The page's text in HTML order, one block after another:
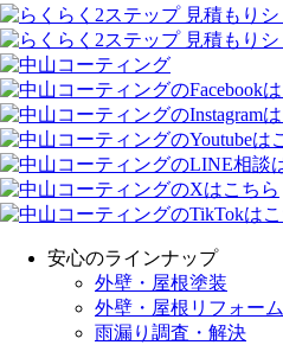
安心のラインナップ
外壁・屋根塗装
外壁・屋根リフォーム
雨漏り調査・解決